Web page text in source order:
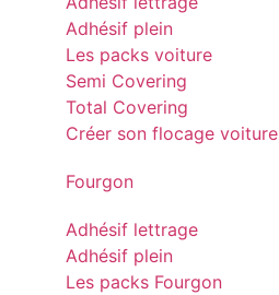
Adhésif plein
Les packs voiture
Semi Covering
Total Covering
Créer son flocage voiture
Fourgon
Adhésif lettrage
Adhésif plein
Les packs Fourgon